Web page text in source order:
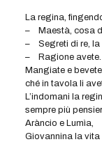
La regina,
– Maestà, cosa
– Segreti di re, la
– Ragione avete.
Mangiate e bevete
ché in tavola li
L’indomani la
sempre più
Aràncio e Lumìa,
Giovannina la vita